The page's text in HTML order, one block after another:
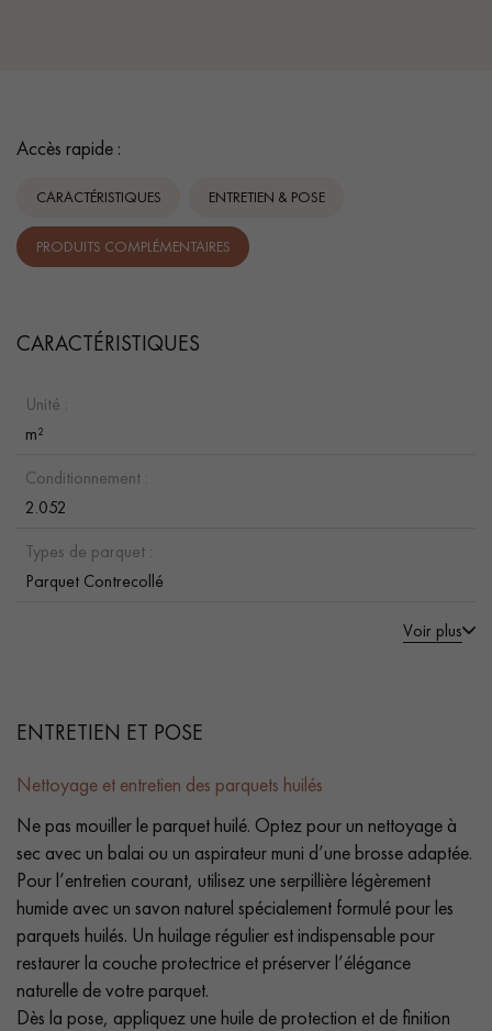
Accès rapide :
CARACTÉRISTIQUES ENTRETIEN & POSE
PRODUITS COMPLÉMENTAIRES
CARACTÉRISTIQUES
Unité :
m²
Conditionnement :
2.052
Types de parquet :
Parquet Contrecollé
Voir plus
ENTRETIEN ET POSE
Nettoyage et entretien des parquets huilés
Ne pas mouiller le parquet huilé. Optez pour un nettoyage à
sec avec un balai ou un aspirateur muni d’une brosse adaptée.
Pour l’entretien courant, utilisez une serpillière légèrement
humide avec un savon naturel spécialement formulé pour les
parquets huilés. Un huilage régulier est indispensable pour
restaurer la couche protectrice et préserver l’élégance
naturelle de votre parquet.
Dès la pose, appliquez une huile de protection et de finition